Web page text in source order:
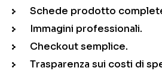
Schede prodotto
Immagini professionali.
Checkout semplice.
Trasparenza sui costi di